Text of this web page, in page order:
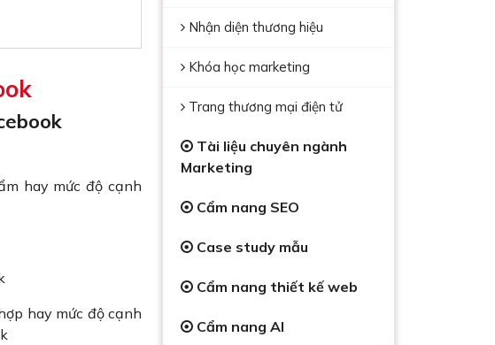
hay mức độ cạnh
hay mức độ cạnh
Nhận diện thương hiệu
Khóa học marketing
Trang thương mại điện tử
Tài liệu chuyên ngành
Marketing
Cẩm nang SEO
Case study mẫu
Cẩm nang thiết kế web
Cẩm nang AI